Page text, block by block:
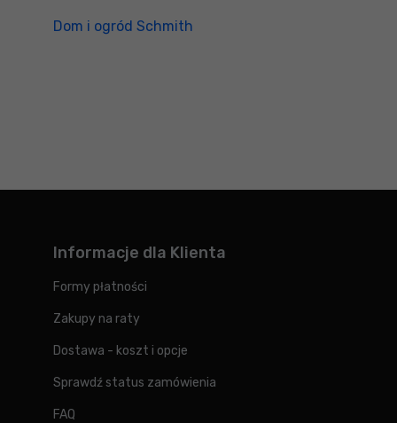
Dom i ogród Schmith
Informacje dla Klienta
Formy płatności
Zakupy na raty
Dostawa - koszt i opcje
Sprawdź status zamówienia
FAQ